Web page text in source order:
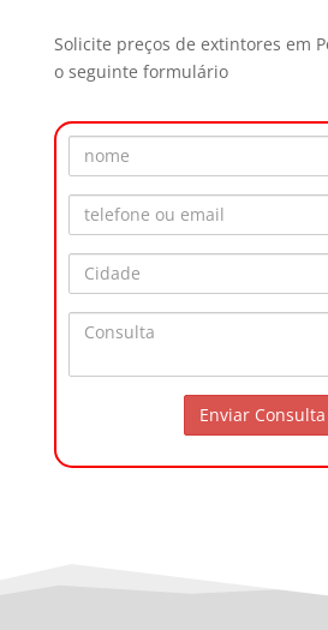
Solicite preços de extintores em
o seguinte formulário